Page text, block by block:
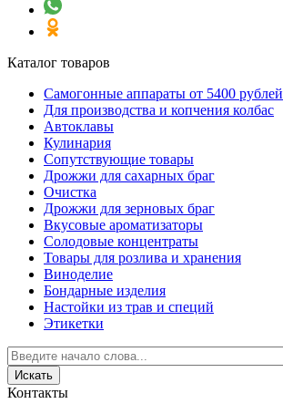
Каталог товаров
Самогонные аппараты от 5400 рублей
Для производства и копчения колбас
Автоклавы
Кулинария
Сопутствующие товары
Дрожжи для сахарных браг
Очистка
Дрожжи для зерновых браг
Вкусовые ароматизаторы
Солодовые концентраты
Товары для розлива и хранения
Виноделие
Бондарные изделия
Настойки из трав и специй
Этикетки
Контакты